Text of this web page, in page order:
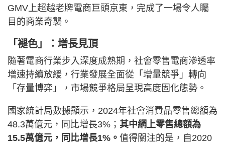
GMV上超越老牌電商巨頭京東，完成了一場令人矚
目的商業奇襲。
「褪色」：增長見頂
隨著電商行業步入深度成熟期，社會零售電商滲透率
增速持續放緩，行業發展全面從「增量競爭」轉向
「存量博弈」，市場競爭格局呈現高度固化態勢。
國家統計局數據顯示，2024年社會消費品零售總額為
48.3萬億元，同比增長3%； 其中網上零售總額為
15.5萬億元，同比增長1%。 值得關注的是，自2020